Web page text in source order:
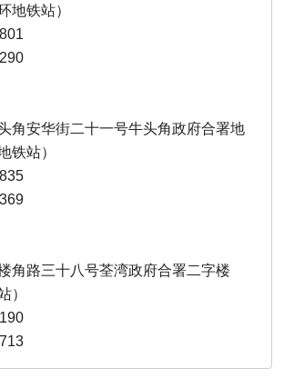
地铁站）
角安华街二十一号牛头角政府合署地
铁站）
角路三十八号荃湾政府合署二字楼
）